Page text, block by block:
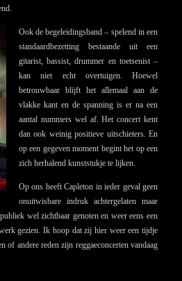
Ook de begeleidingsband – spelend in een
standaardbezetting bestaande uit een
gitarist, bassist, drummer en toetsenist –
kan niet echt overtuigen. Hoewel
betrouwbaar blijft het allemaal aan de
vlakke kant en de spanning is er na een
aantal nummers wel af. Het concert kent
dan ook weinig positieve uitschieters. En
op een gegeven moment begint het op een
zich herhalend kunststukje te lijken.
Op ons heeft Capleton in ieder geval geen
onuitwisbare indruk achtergelaten maar
wel zichtbaar genoten en weer eens een
gezien. Ik hoop dat zij hier weer een tijdje
of andere reden zijn reggaeconcerten vandaag